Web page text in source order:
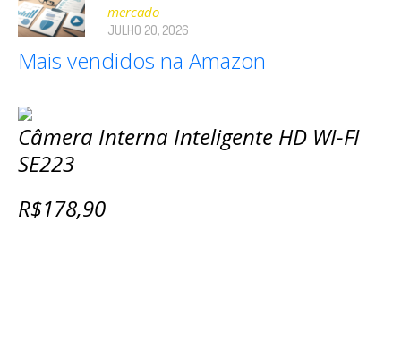
mercado
JULHO 20, 2026
Mais vendidos na Amazon
Câmera Interna Inteligente HD WI-FI
SE223
R$178,90